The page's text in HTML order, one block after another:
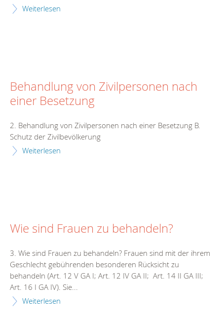
Weiterlesen
Behandlung von Zivilpersonen nach
einer Besetzung
2. Behandlung von Zivilpersonen nach einer Besetzung B.
Schutz der Zivilbevölkerung
Weiterlesen
Wie sind Frauen zu behandeln?
3. Wie sind Frauen zu behandeln? Frauen sind mit der ihrem
Geschlecht gebührenden besonderen Rücksicht zu
behandeln (Art. 12 V GA I; Art. 12 IV GA II; Art. 14 II GA III;
Art. 16 I GA IV). Sie...
Weiterlesen